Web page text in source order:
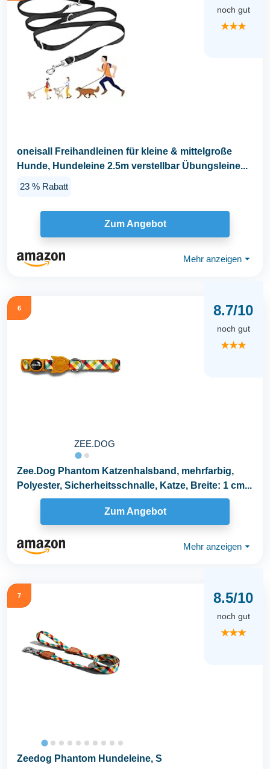
noch gut
★★★
oneisall Freihandleinen für kleine & mittelgroße
Hunde, Hundeleine 2.5m verstellbar Übungsleine...
23 % Rabatt
Zum Angebot
Mehr anzeigen ⏷
6
ZEE.DOG
8.7/10
noch gut
★★★
Zee.Dog Phantom Katzenhalsband, mehrfarbig,
Polyester, Sicherheitsschnalle, Katze, Breite: 1 cm...
Zum Angebot
Mehr anzeigen ⏷
7 8.5/10
noch gut
★★★
Zeedog Phantom Hundeleine, S